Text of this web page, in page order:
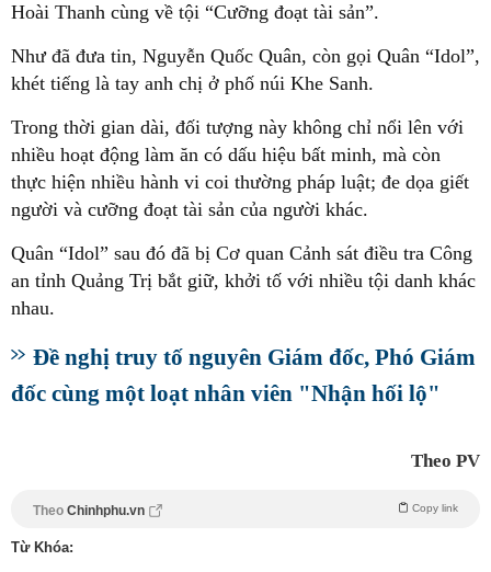
Hoài Thanh cùng về tội “Cưỡng đoạt tài sản”.
Như đã đưa tin, Nguyễn Quốc Quân, còn gọi Quân “Idol”,
khét tiếng là tay anh chị ở phố núi Khe Sanh.
Trong thời gian dài, đối tượng này không chỉ nổi lên với
nhiều hoạt động làm ăn có dấu hiệu bất minh, mà còn
thực hiện nhiều hành vi coi thường pháp luật; đe dọa giết
người và cưỡng đoạt tài sản của người khác.
Quân “Idol” sau đó đã bị Cơ quan Cảnh sát điều tra Công
an tỉnh Quảng Trị bắt giữ, khởi tố với nhiều tội danh khác
nhau.
Đề nghị truy tố nguyên Giám đốc, Phó Giám
đốc cùng một loạt nhân viên "Nhận hối lộ"
Theo PV
Theo Chinhphu.vn Copy link
Từ Khóa: